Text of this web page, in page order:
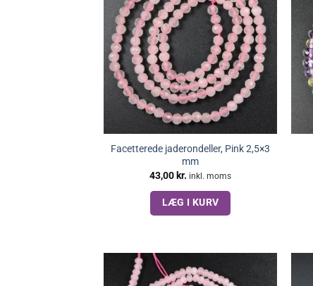
Facetterede jaderondeller, Pink 2,5×3
mm
43,00 kr. inkl. moms
LÆG I KURV